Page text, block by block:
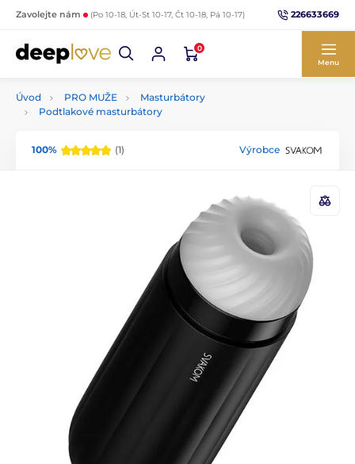
Zavolejte nám (Po 10-18, Út-St 10-17, Čt 10-18, Pá 10-17) 226633669
0
Menu
Úvod PRO MUŽE
Masturbátory
Podtlakové masturbátory
100% (1) Výrobce